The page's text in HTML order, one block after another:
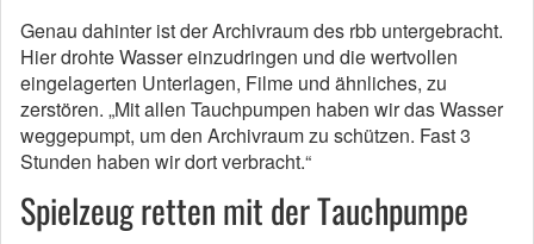
Genau dahinter ist der Archivraum des rbb untergebracht.
Hier drohte Wasser einzudringen und die wertvollen
eingelagerten Unterlagen, Filme und ähnliches, zu
zerstören. „Mit allen Tauchpumpen haben wir das Wasser
weggepumpt, um den Archivraum zu schützen. Fast 3
Stunden haben wir dort verbracht.“
Spielzeug retten mit der Tauchpumpe